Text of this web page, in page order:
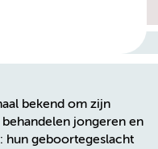
bekend om zijn
jongeren en
hun geboortegeslacht